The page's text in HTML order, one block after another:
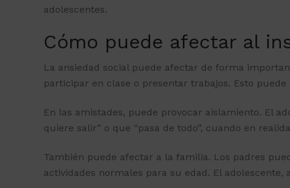
adolescentes.
Cómo puede afectar al
La ansiedad social puede afectar de forma
participar en clase o presentar trabajos. Esto
En las amistades, puede provocar aislamiento. El
quiere salir” o que “pasa de todo”, cuando en
También puede afectar a la familia. Los padres
actividades normales para su edad. El